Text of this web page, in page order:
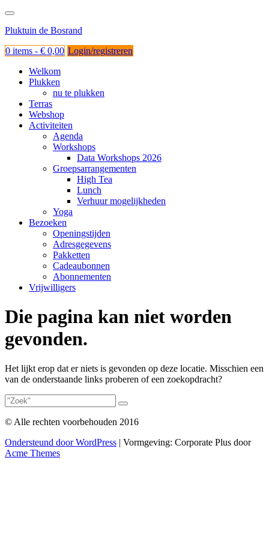
Ga
de
Pluktuin de Bosrand
0 items - € 0,00 Login/registreren
Welkom
Plukken
nu te plukken
Terras
Webshop
Activiteiten
Agenda
Workshops
Data Workshops 2026
Groepsarrangementen
High Tea
Lunch
Verhuur mogelijkheden
Yoga
Bezoeken
Openingstijden
Adresgegevens
Pakketten
Cadeaubonnen
Abonnementen
Vrijwilligers
Die pagina kan niet worden
gevonden.
Het lijkt erop dat er niets is gevonden op deze locatie. Misschien een
van de onderstaande links proberen of een zoekopdracht?
© Alle rechten voorbehouden 2016
Ondersteund door WordPress | Vormgeving: Corporate Plus door
Acme Themes